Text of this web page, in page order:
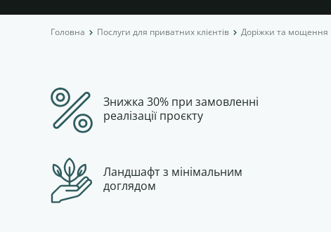
Головна Послуги для приватних клієнтів Доріжки та мощення
Знижка 30% при замовленні
реалізації проєкту
Ландшафт з мінімальним
доглядом